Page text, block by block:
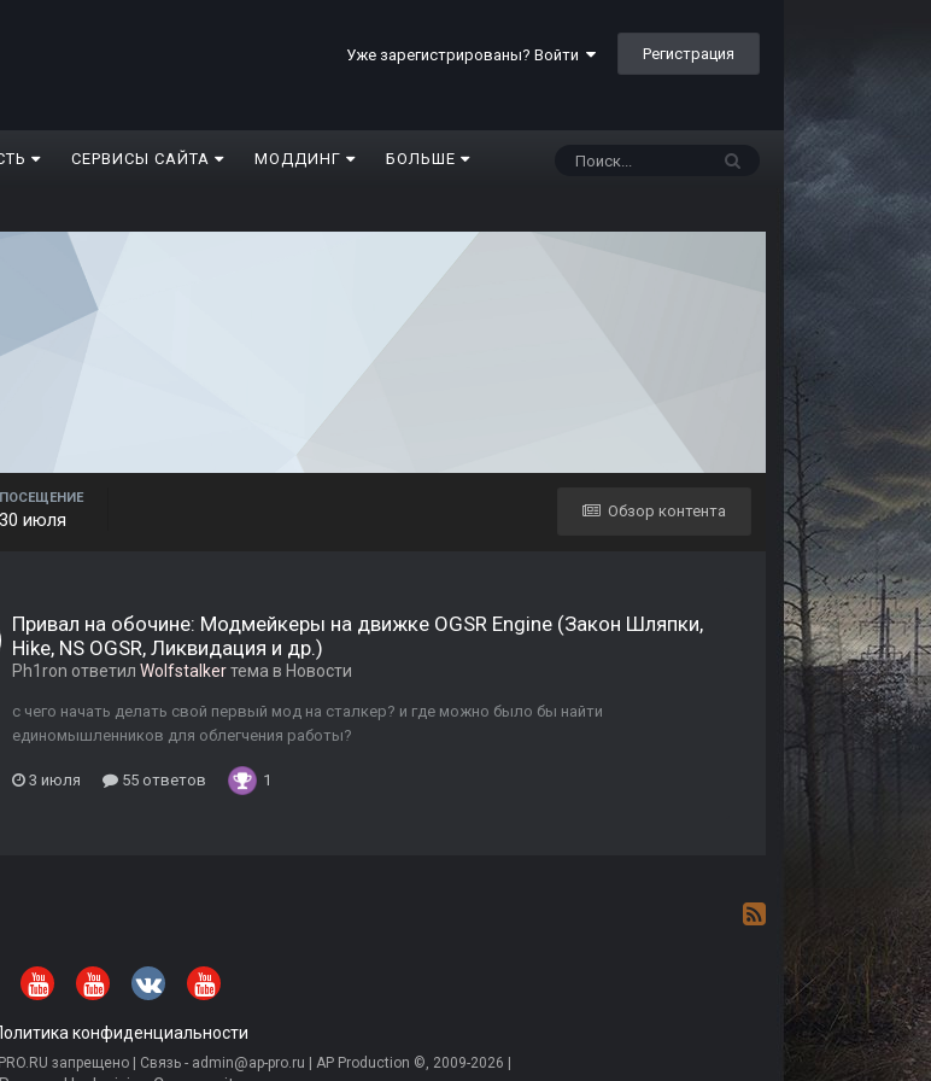
Уже зарегистрированы? Войти Регистрация
СЕРВИСЫ САЙТА МОДДИНГ БОЛЬШЕ
Обзор контента
ПОСЕЩЕНИЕ
30 июля
Привал на обочине: Модмейкеры на движке OGSR Engine (Закон Шляпки,
Hike, NS OGSR, Ликвидация и др.)
Ph1ron ответил Wolfstalkerтема в Новости
с чего начать делать свой первый мод на сталкер? и где можно было бы найти
единомышленников для облегчения работы?
3 июля 55 ответов 1
конфиденциальности
запрещено | Связь - admin@ap-pro.ru | AP Production ©, 2009-2026 |